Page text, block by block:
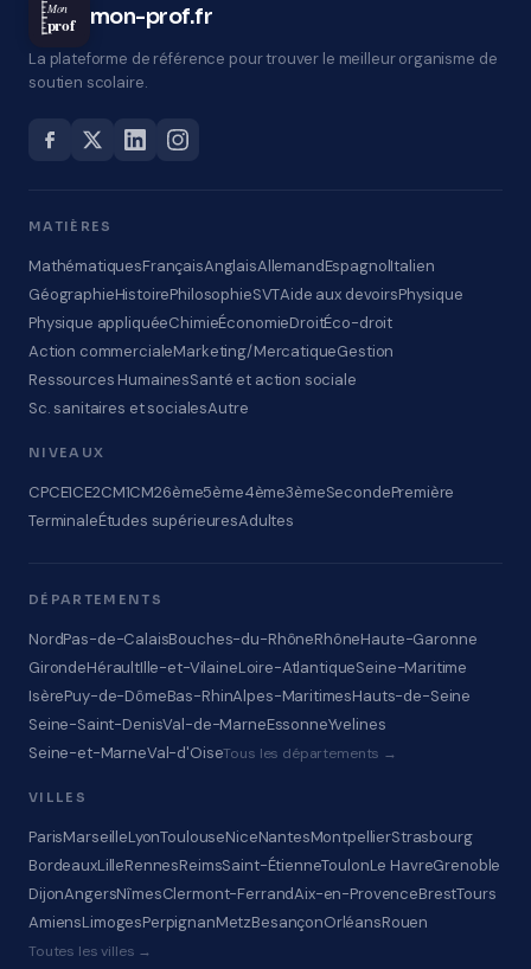
Mon
prof mon-prof.fr
La plateforme de référence pour trouver le meilleur organisme de
soutien scolaire.
MATIÈRES
MathématiquesFrançaisAnglaisAllemandEspagnolItalien
GéographieHistoirePhilosophieSVTAide aux devoirsPhysique
Physique appliquéeChimieÉconomieDroitÉco-droit
Action commercialeMarketing/MercatiqueGestion
Ressources HumainesSanté et action sociale
Sc. sanitaires et socialesAutre
NIVEAUX
CPCE1CE2CM1CM26ème5ème4ème3èmeSecondePremière
TerminaleÉtudes supérieuresAdultes
DÉPARTEMENTS
NordPas-de-CalaisBouches-du-RhôneRhôneHaute-Garonne
GirondeHéraultIlle-et-VilaineLoire-AtlantiqueSeine-Maritime
IsèrePuy-de-DômeBas-RhinAlpes-MaritimesHauts-de-Seine
Seine-Saint-DenisVal-de-MarneEssonneYvelines
Seine-et-MarneVal-d'OiseTous les départements →
VILLES
ParisMarseilleLyonToulouseNiceNantesMontpellierStrasbourg
BordeauxLilleRennesReimsSaint-ÉtienneToulonLe HavreGrenoble
DijonAngersNîmesClermont-FerrandAix-en-ProvenceBrestTours
AmiensLimogesPerpignanMetzBesançonOrléansRouen
Toutes les villes →